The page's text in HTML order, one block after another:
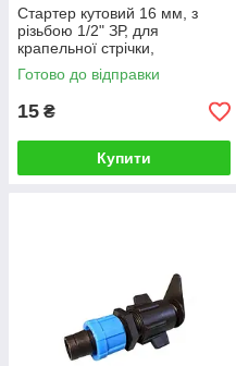
Стартер кутовий 16 мм, з
різьбою 1/2" ЗР, для
крапельної стрічки,
(фурнітура для монтажу
крапельного поливу)
Готово до відправки
15 ₴
Купити